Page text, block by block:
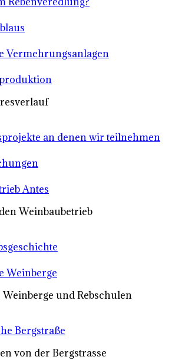
Vermehrungsanlagen
an denen wir teilnehmen
Antes
Weinbaubetrieb
Weinberge
und Rebschulen
Bergstraße
von der Bergstrasse